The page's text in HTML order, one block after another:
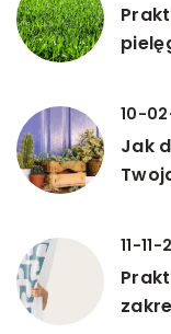
10-
Jak
11-